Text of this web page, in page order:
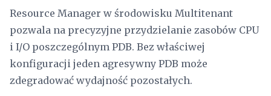
Resource Manager w środowisku Multitenant
pozwala na precyzyjne przydzielanie zasobów CPU
i I/O poszczególnym PDB. Bez właściwej
konfiguracji jeden agresywny PDB może
zdegradować wydajność pozostałych.